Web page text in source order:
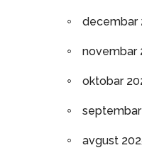
decembar
novembar
oktobar
avgust